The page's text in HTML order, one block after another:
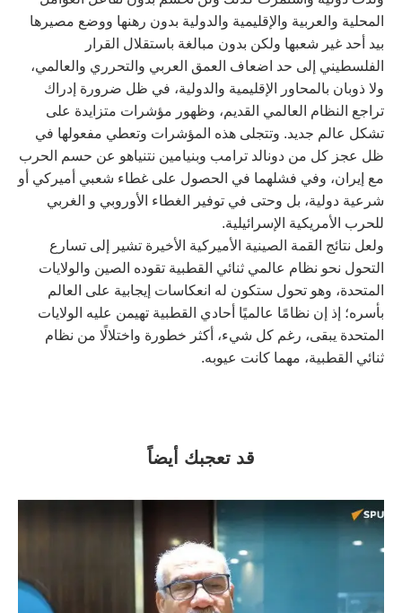
المحلية والعربية والإقليمية والدولية بدون رهنها ووضع مصيرها
بيد أحد غير شعبها ولكن بدون مبالغة باستقلال القرار
الفلسطيني إلى حد اضعاف العمق العربي والتحرري والعالمي،
ولا ذوبان بالمحاور الإقليمية والدولية، في ظل ضرورة إدراك
تراجع النظام العالمي القديم، وظهور مؤشرات متزايدة على
تشكل عالم جديد. وتتجلى هذه المؤشرات وتعطي مفعولها في
ظل عجز كل من دونالد ترامب وبنيامين نتنياهو عن حسم الحرب
مع إيران، وفي فشلهما في الحصول على غطاء شعبي أميركي أو
شرعية دولية، بل وحتى في توفير الغطاء الأوروبي و الغربي
للحرب الأمريكية الإسرائيلية.
ولعل نتائج القمة الصينية الأميركية الأخيرة تشير إلى تسارع
التحول نحو نظام عالمي ثنائي القطبية تقوده الصين والولايات
المتحدة، وهو تحول ستكون له انعكاسات إيجابية على العالم
بأسره؛ إذ إن نظامًا عالميًا أحادي القطبية تهيمن عليه الولايات
المتحدة يبقى، رغم كل شيء، أكثر خطورة واختلالًا من نظام
ثنائي القطبية، مهما كانت عيوبه.
قد تعجبك أيضاً